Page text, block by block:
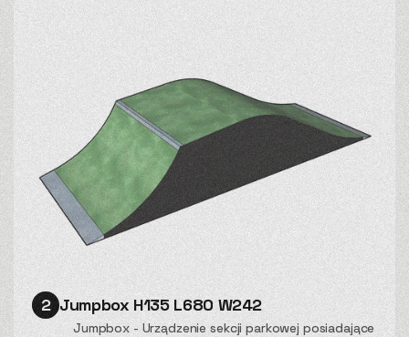
2 Jumpbox H135 L680 W242
Jumpbox - Urządzenie sekcji parkowej posiadające